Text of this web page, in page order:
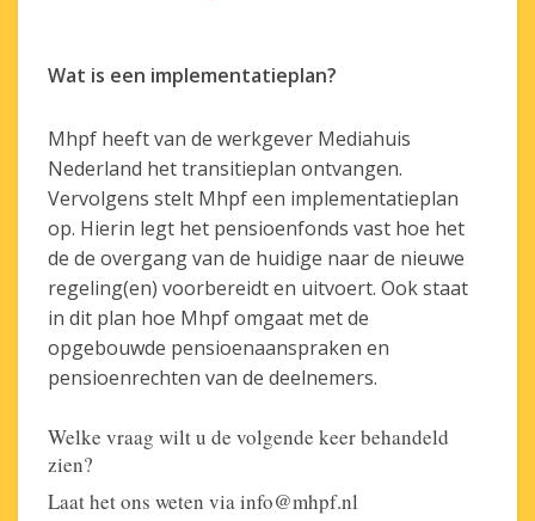
Wat is een implementatieplan?
Mhpf heeft van de werkgever Mediahuis
Nederland het transitieplan ontvangen.
Vervolgens stelt Mhpf een implementatieplan
op. Hierin legt het pensioenfonds vast hoe het
de de overgang van de huidige naar de nieuwe
regeling(en) voorbereidt en uitvoert. Ook staat
in dit plan hoe Mhpf omgaat met de
opgebouwde pensioenaanspraken en
pensioenrechten van de deelnemers.
Welke vraag wilt u de volgende keer behandeld
zien?
Laat het ons weten via info@mhpf.nl